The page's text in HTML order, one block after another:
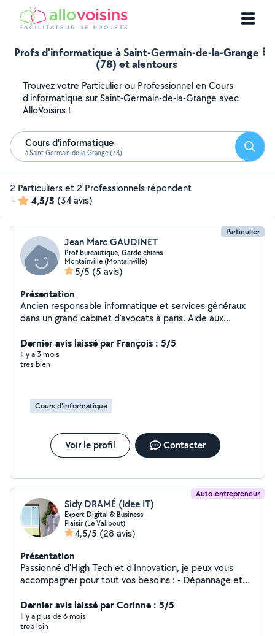
Profs d'informatique à Saint-Germain-de-la-Grange
(78) et alentours
Trouvez votre Particulier ou Professionnel en Cours
d'informatique sur Saint-Germain-de-la-Grange avec
AlloVoisins !
Cours d'informatique
à Saint-Germain-de-la-Grange (78)
2 Particuliers et 2 Professionnels répondent
-
4,5/5 (34 avis)
Particulier
Jean Marc GAUDINET
Prof bureautique, Garde chiens
Montainville (Montainville)
5/5 (5 avis)
Présentation
Ancien responsable informatique et services généraux
dans un grand cabinet d'avocats à paris. Aide aux
point internet je peux me connecter sur votre ordi et
vous aider directement ou donner cours Élèves au
Canada, aide aux personnes sous Excel au sein de leur
avons un petit chien de 12 ans et deux. Chats habitués
aux chiens un jardin clos de 1000m2 et chaque jour
vivent avec nous dans la maison .
Dernier avis laissé par François : 5/5
Il y a 3 mois
tres bien
Cours d'informatique
Voir le profil Contacter
Auto-entrepreneur
Sidy DRAMÉ (Idee IT)
Expert Digital & Business
Plaisir (Le Valibout)
4,5/5 (28 avis)
Présentation
Passionné d'High Tech et d'Innovation, je peux vous
accompagner pour tout vos besoins : - Dépannage et
matériel - Installations informatique et logiciel
Spécialiste Business et Marketing dans les domaines de
la Technologie et l'Innovation depuis plus de 6 ans. Je
Dernier avis laissé par Corinne : 5/5
Il y a plus de 6 mois
trop loin